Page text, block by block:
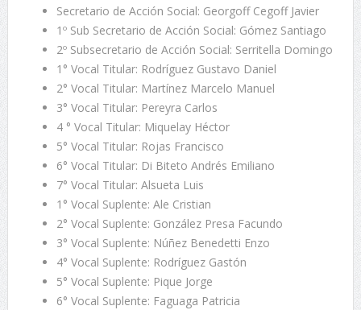
Secretario de Acción Social: Georgoff Cegoff Javier
1º Sub Secretario de Acción Social: Gómez Santiago
2º Subsecretario de Acción Social: Serritella Domingo
1° Vocal Titular: Rodríguez Gustavo Daniel
2° Vocal Titular: Martínez Marcelo Manuel
3° Vocal Titular: Pereyra Carlos
4 ° Vocal Titular: Miquelay Héctor
5° Vocal Titular: Rojas Francisco
6° Vocal Titular: Di Biteto Andrés Emiliano
7° Vocal Titular: Alsueta Luis
1° Vocal Suplente: Ale Cristian
2° Vocal Suplente: González Presa Facundo
3° Vocal Suplente: Núñez Benedetti Enzo
4° Vocal Suplente: Rodríguez Gastón
5° Vocal Suplente: Pique Jorge
6° Vocal Suplente: Faguaga Patricia